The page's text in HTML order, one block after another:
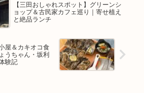
【三田おしゃれスポット】グリーンシ
ョップ＆古民家カフェ巡り｜寄せ植え
と絶品ランチ
屋＆カキオコ食
うちゃん・坂利
験記